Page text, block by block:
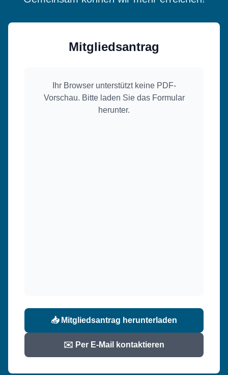
Mitgliedsantrag
Ihr Browser unterstützt keine PDF-
Vorschau. Bitte laden Sie das Formular
herunter.
📥 Mitgliedsantrag herunterladen
✉️ Per E-Mail kontaktieren